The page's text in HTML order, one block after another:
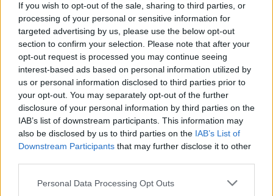
If you wish to opt-out of the sale, sharing to third parties, or
processing of your personal or sensitive information for
targeted advertising by us, please use the below opt-out
section to confirm your selection. Please note that after your
opt-out request is processed you may continue seeing
interest-based ads based on personal information utilized by
us or personal information disclosed to third parties prior to
your opt-out. You may separately opt-out of the further
disclosure of your personal information by third parties on the
IAB’s list of downstream participants. This information may
also be disclosed by us to third parties on the IAB’s List of
Downstream Participants that may further disclose it to other
Personal Data Processing Opt Outs
w życie, mógł dać ludzkości bardzo wiele.
Bez marzeń trudno byłoby istnieć. Gdyby nie
marzyciele, nie istniałby rozwój. Gdyby każdy z
nas nie miał możliwości wybiegania wyobraźnią
w świat tego, czego byśmy pragnęli, ciężko
byłoby przeżyć z tym, co mamy. Powyższe
przykłady pokazują, że marzenia mogą być
doskonałą siłą napędową do działań, które
zmienić potrafią nie tylko losy jednostki, lecz
także całych społeczności. Nie należy nigdy